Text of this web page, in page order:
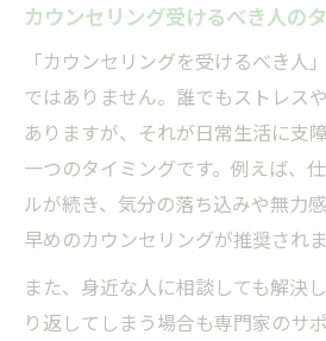
カウンセリング受けるべき人の
「カウンセリングを受けるべき人
ではありません。誰でもストレス
ありますが、それが日常生活に支
一つのタイミングです。例えば、
ルが続き、気分の落ち込みや無力
早めのカウンセリングが推奨されま
また、身近な人に相談しても解決
り返してしまう場合も専門家のサ